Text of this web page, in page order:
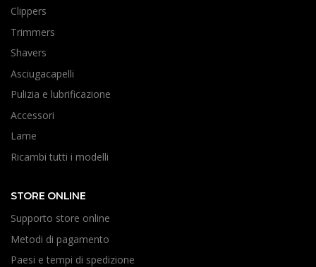
Clippers
Trimmers
Shavers
Asciugacapelli
Pulizia e lubrificazione
Accessori
Lame
Ricambi tutti i modelli
STORE ONLINE
Supporto store online
Metodi di pagamento
Paesi e tempi di spedizione